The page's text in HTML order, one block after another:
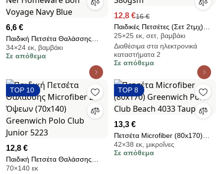
6,6 €
Παιδική Πετσέτα Θαλάσσης
(70x120) Nef-Nef Homeware
Bon Voyage Navy Blue
34×24 εκ, βαμβάκι
Σε απόθεμα
12,8 €16 €
Παιδικές Πετσέτες (Σετ 2τμχ)
Kocoon Beary 380gsm
25×25 εκ, σετ, βαμβάκι
Διαθέσιμα στα ηλεκτρονικά
καταστήματα 2
Σε απόθεμα
TOP 10
12,8 €
Παιδική Πετσέτα Θαλάσσης
Microfiber 2 Όψεων (70x140)
70×140 εκ
TOP 8
13,3 €
Πετσέτα Microfiber (80x170)
Greenwich Polo Club Beach
4033 Taupe
42×38 εκ, μικροΐνες
Σε απόθεμα